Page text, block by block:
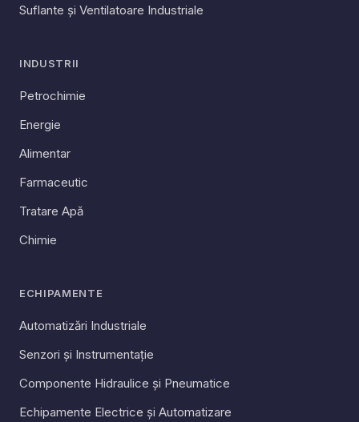
Suflante și Ventilatoare Industriale
INDUSTRII
Petrochimie
Energie
Alimentar
Farmaceutic
Tratare Apă
Chimie
ECHIPAMENTE
Automatizări Industriale
Senzori și Instrumentație
Componente Hidraulice și Pneumatice
Echipamente Electrice și Automatizare